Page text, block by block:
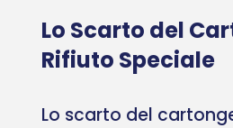
Lo Scarto del
Rifiuto Speciale
Lo scarto del